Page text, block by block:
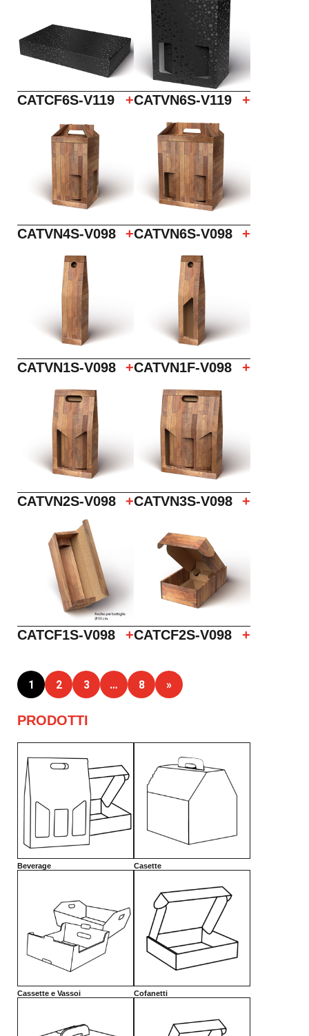
PRODOTTI
Beverage Casette
Cassette e Vassoi Cofanetti
CATCF6S-V119 +CATVN6S-V119 +
CATVN4S-V098 +CATVN6S-V098 +
CATVN1S-V098 +CATVN1F-V098 +
CATVN2S-V098 +CATVN3S-V098 +
CATCF1S-V098 +CATCF2S-V098 +
1 2 3 … 8 »